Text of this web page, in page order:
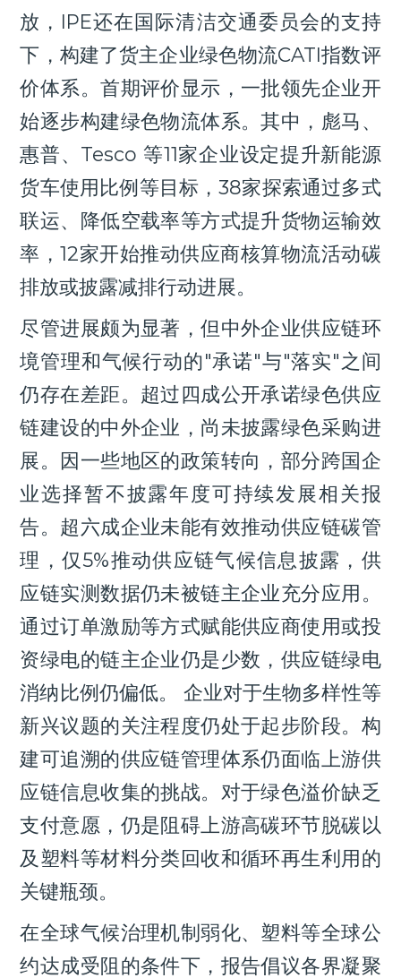
放，IPE还在国际清洁交通委员会的支持
下，构建了货主企业绿色物流CATI指数评
价体系。首期评价显示，一批领先企业开
始逐步构建绿色物流体系。其中，彪马、
惠普、Tesco 等11家企业设定提升新能源
货车使用比例等目标，38家探索通过多式
联运、降低空载率等方式提升货物运输效
率，12家开始推动供应商核算物流活动碳
排放或披露减排行动进展。
尽管进展颇为显著，但中外企业供应链环
境管理和气候行动的"承诺"与"落实"之间
仍存在差距。超过四成公开承诺绿色供应
链建设的中外企业，尚未披露绿色采购进
展。因一些地区的政策转向，部分跨国企
业选择暂不披露年度可持续发展相关报
告。超六成企业未能有效推动供应链碳管
理，仅5%推动供应链气候信息披露，供
应链实测数据仍未被链主企业充分应用。
通过订单激励等方式赋能供应商使用或投
资绿电的链主企业仍是少数，供应链绿电
消纳比例仍偏低。 企业对于生物多样性等
新兴议题的关注程度仍处于起步阶段。构
建可追溯的供应链管理体系仍面临上游供
应链信息收集的挑战。对于绿色溢价缺乏
支付意愿，仍是阻碍上游高碳环节脱碳以
及塑料等材料分类回收和循环再生利用的
关键瓶颈。
在全球气候治理机制弱化、塑料等全球公
约达成受阻的条件下，报告倡议各界凝聚